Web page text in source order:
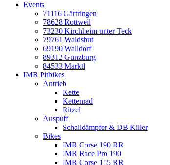
Events
71116 Gärtringen
78628 Rottweil
73230 Kirchheim unter Teck
79761 Waldshut
69190 Walldorf
89312 Günzburg
84533 Marktl
IMR Pitbikes
Antrieb
Kette
Kettenrad
Ritzel
Auspuff
Schalldämpfer & DB Killer
Bikes
IMR Corse 190 RR
IMR Race Pro 190
IMR Corse 155 RR